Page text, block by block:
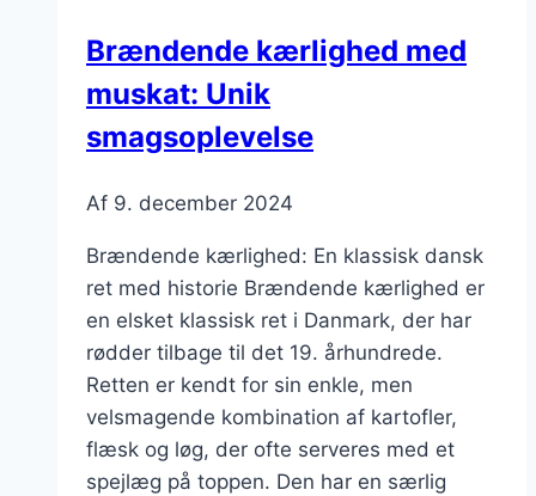
dybde
Brændende kærlighed med
muskat: Unik
smagsoplevelse
Af 9. december 2024
Brændende kærlighed: En klassisk dansk
ret med historie Brændende kærlighed er
en elsket klassisk ret i Danmark, der har
rødder tilbage til det 19. århundrede.
Retten er kendt for sin enkle, men
velsmagende kombination af kartofler,
flæsk og løg, der ofte serveres med et
spejlæg på toppen. Den har en særlig